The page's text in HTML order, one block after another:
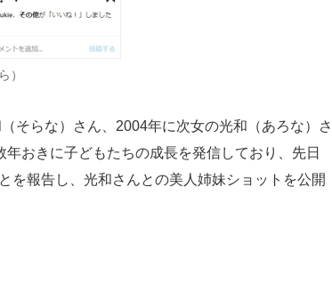
）
そらな）さん、2004年に次女の光和（あろな）さ
おきに子どもたちの成長を発信しており、先日
を報告し、光和さんとの美人姉妹ショットを公開